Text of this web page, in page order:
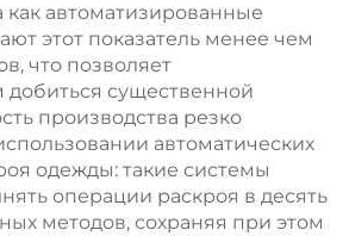
как автоматизированные
этот показатель менее чем
что позволяет
существенной
производства резко
автоматических
одежды: такие системы
операции раскроя в десять
методов, сохраняя при этом